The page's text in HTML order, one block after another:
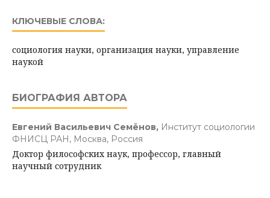
КЛЮЧЕВЫЕ СЛОВА:
социология науки, организация науки, управление
наукой
БИОГРАФИЯ АВТОРА
Евгений Васильевич Семёнов, Институт социологии
ФНИСЦ РАН, Москва, Россия
Доктор философских наук, профессор, главный
научный сотрудник